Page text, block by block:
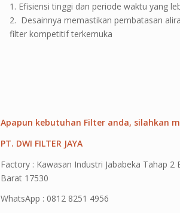
Efisiensi tinggi dan periode waktu yang
Desainnya memastikan pembatasan
filter kompetitif terkemuka
Apapun kebutuhan Filter anda, silahkan
PT. DWI FILTER JAYA
Factory : Kawasan Industri Jababeka Tahap 2
Barat 17530
WhatsApp : 0812 8251 4956